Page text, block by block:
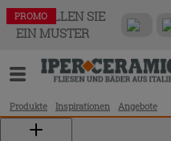
BESTELLEN SIE
EIN MUSTER
Produkte Inspirationen Angebote
PROMO
PROMO
PROMO
PROMO